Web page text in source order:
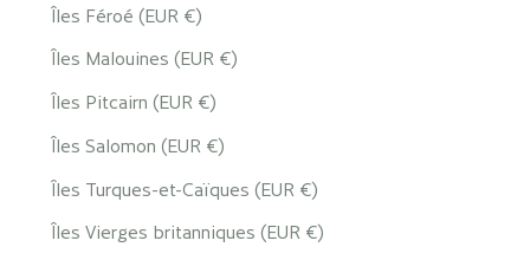
Îles Féroé (EUR €)
Îles Malouines (EUR €)
Îles Pitcairn (EUR €)
Îles Salomon (EUR €)
Îles Turques-et-Caïques (EUR €)
Îles Vierges britanniques (EUR €)